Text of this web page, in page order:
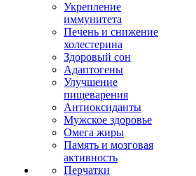
Укрепление
иммунитета
Печень и снижение
холестерина
Здоровый сон
Адаптогены
Улучшение
пищеварения
Антиоксиданты
Мужское здоровье
Омега жиры
Память и мозговая
активность
Перчатки